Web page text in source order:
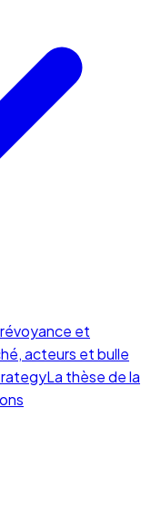
et
acteurs et bulle
La thèse de la